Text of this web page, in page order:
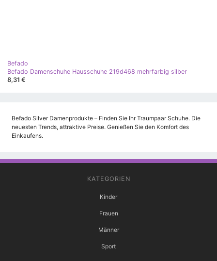
Befado
Befado Damenschuhe Hausschuhe 219d468 mehrfarbig silber
8,31 €
Befado Silver Damenprodukte – Finden Sie Ihr Traumpaar Schuhe. Die
neuesten Trends, attraktive Preise. Genießen Sie den Komfort des
Einkaufens.
KATEGORIEN
Kinder
Frauen
Männer
Sport